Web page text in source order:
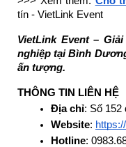
tín - VietLink Event
VietLink Event –
nghiệp tại Bình
ấn tượng.
THÔNG TIN LIÊN HỆ
Địa chỉ: Số 152
Website:
Hotline: